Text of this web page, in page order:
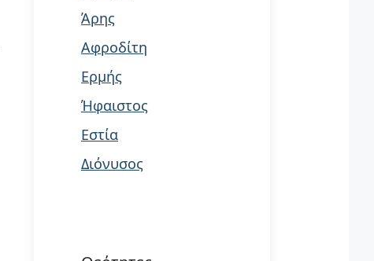
Άρης
Αφροδίτη
Ερμής
Ήφαιστος
Εστία
Διόνυσος